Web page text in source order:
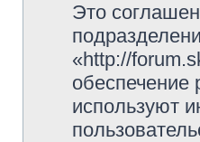
Это
«http://
обеспечение
используют